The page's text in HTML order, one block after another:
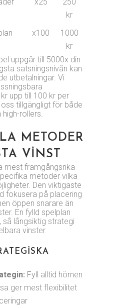
kr
x100
1000
kr
uppgår till 5000x din
satsningsnivån kan
utbetalningar. Vi
upp till 100 kr per
tillgängligt för både
rollers.
METODER
VINST
mest framgångsrika
metoder vilka
Den viktigaste
fokusera på placering
öppen snarare än
En fylld spelplan
så långsiktig strategi
vinster.
Fyll alltid hörnen
ger mest flexibilitet